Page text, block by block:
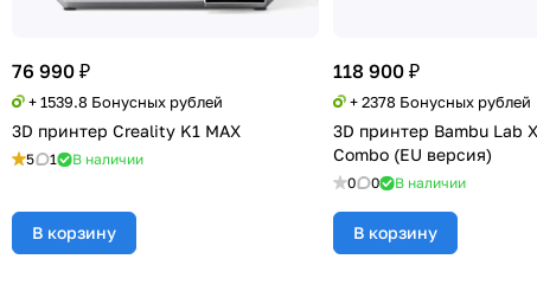
76 990 ₽
+ 1539.8 Бонусных рублей
3D принтер Creality K1 MAX
5 1 В наличии
В корзину
118 900 ₽
+ 2378 Бонусных рублей
3D принтер Bambu Lab
Combo (EU версия)
0 0 В наличии
В корзину